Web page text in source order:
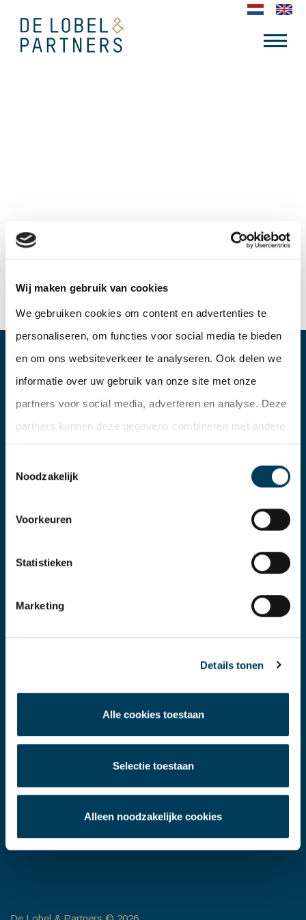
Wij maken gebruik van cookies
We gebruiken cookies om content en advertenties te
personaliseren, om functies voor social media te bieden
en om ons websiteverkeer te analyseren. Ook delen we
informatie over uw gebruik van onze site met onze
partners voor social media, adverteren en analyse. Deze
partners kunnen deze gegevens combineren met andere
verzameld op basis van uw gebruik van hun services.
Noodzakelijk
Voorkeuren
Statistieken
Marketing
Details tonen
Alle cookies toestaan
Selectie toestaan
Alleen noodzakelijke cookies
DENTCONNECT
DE LOBEL & PARTNERS
Lage Mosten 55b
4822 NK Breda
076 – 206 10 06
3014 DA Rotterdam
info@delobelpartners.nl
Name
Email
Verzend